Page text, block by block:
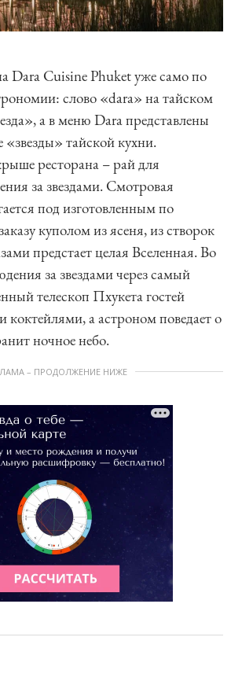
Dara Cuisine Phuket уже само по
слово «dara» на тайском
а в меню Dara представлены
тайской кухни.
ресторана – рай для
за звездами. Смотровая
под изготовленным по
куполом из ясеня, из створок
предстает целая Вселенная. Во
за звездами через самый
телескоп Пхукета гостей
коктейлями, а астроном поведает о
ночное небо.
– ПРОДОЛЖЕНИЕ НИЖЕ